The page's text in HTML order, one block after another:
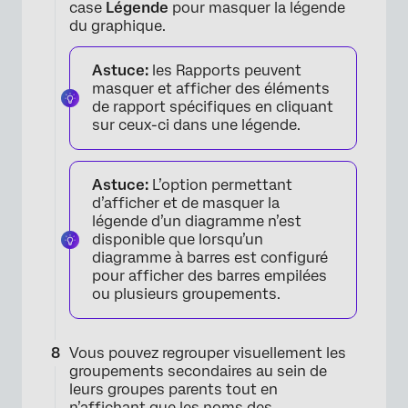
case Légende pour masquer la légende
du graphique.
Astuce: les Rapports peuvent
masquer et afficher des éléments
de rapport spécifiques en cliquant
sur ceux-ci dans une légende.
Astuce: L’option permettant
d’afficher et de masquer la
légende d’un diagramme n’est
disponible que lorsqu’un
diagramme à barres est configuré
pour afficher des barres empilées
ou plusieurs groupements.
Vous pouvez regrouper visuellement les
groupements secondaires au sein de
leurs groupes parents tout en